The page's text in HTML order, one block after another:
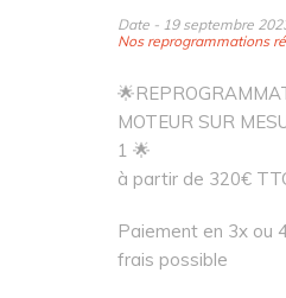
Date - 19 septembre
Nos reprogrammations
MOTEUR SUR
1 🌟
à partir de 320€
Paiement en 3x ou
frais possible